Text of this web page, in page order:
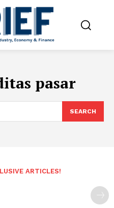
pasar
SEARCH
ARTICLES!